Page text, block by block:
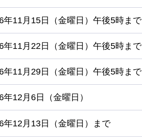
年11月15日（金曜日）午後5時まで
年11月22日（金曜日）午後5時まで
年11月29日（金曜日）午後5時まで
年12月6日（金曜日）
年12月13日（金曜日）まで